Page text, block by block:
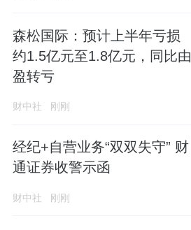
森松国际：预计上半年亏损
约1.5亿元至1.8亿元，同比由
盈转亏
财中社 刚刚
经纪+自营业务“双双失守” 财
通证券收警示函
财中社 刚刚